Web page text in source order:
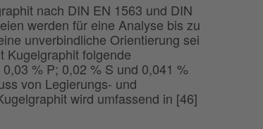
nach DIN EN 1563 und DIN
werden für eine Analyse bis zu
unverbindliche Orientierung sei
Kugelgraphit folgende
% P; 0,02 % S und 0,041 %
von Legierungs- und
wird umfassend in [46]